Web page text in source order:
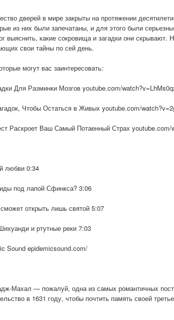
дверей в мире закрыты на протяжении
из них были запечатаны, и для этого были
выяснить, какие сокровища и загадки они скрывают.
свои тайны по сей день.
могут вас заинтересовать:
Для Разминки Мозгов youtube.com/
Чтобы Остаться в Живых youtube.com/
Раскроет Ваш Самый Потаенный Страх
любви 0:34
под лапой Сфинкса? 3:06
открыть лишь святой 5:07
и ртутные реки 7:03
Sound epidemicsound.com/
Махал — пожалуй, одна из самых романтичных
в 1631 году, чтобы почтить память своей